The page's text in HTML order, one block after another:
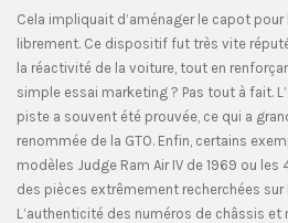
Cela impliquait d’aménager le capot
librement. Ce dispositif fut très vite
la réactivité de la voiture, tout en
simple essai marketing ? Pas tout à fait.
piste a souvent été prouvée, ce qui a
renommée de la GTO. Enfin, certains
modèles Judge Ram Air IV de 1969 ou les
des pièces extrêmement recherchées
L’authenticité des numéros de châssis